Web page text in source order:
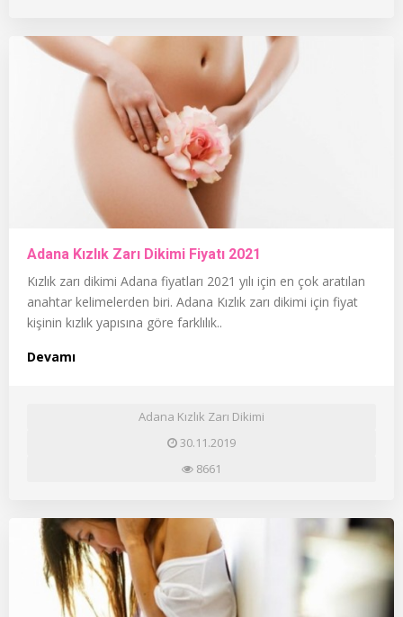
Adana Kızlık Zarı Dikimi Fiyatı 2021
Kızlık zarı dikimi Adana fiyatları 2021 yılı için en çok aratılan
anahtar kelimelerden biri. Adana Kızlık zarı dikimi için fiyat
kişinin kızlık yapısına göre farklılık..
Devamı
Adana Kızlık Zarı Dikimi
30.11.2019
8661